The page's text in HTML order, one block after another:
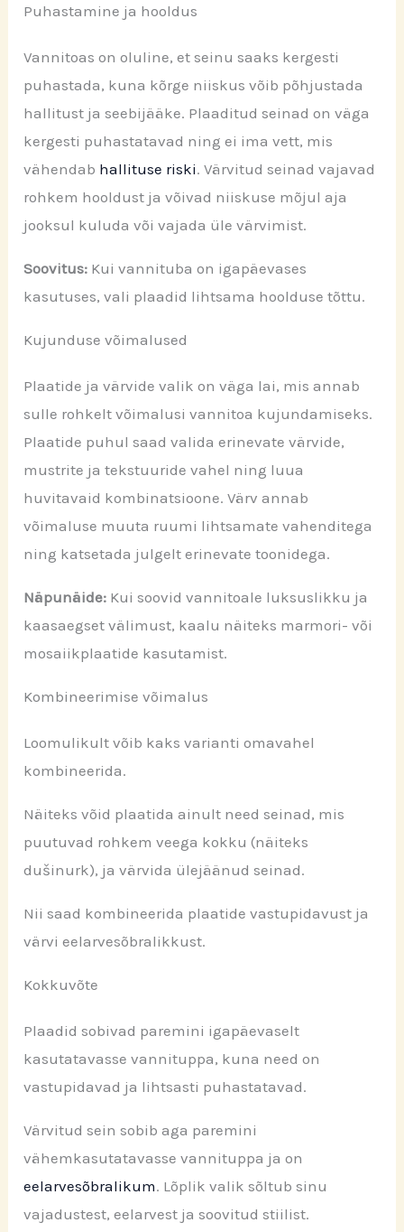
Puhastamine ja hooldus
Vannitoas on oluline, et seinu saaks kergesti
puhastada, kuna kõrge niiskus võib põhjustada
hallitust ja seebijääke. Plaaditud seinad on väga
kergesti puhastatavad ning ei ima vett, mis
vähendab hallituse riski. Värvitud seinad vajavad
rohkem hooldust ja võivad niiskuse mõjul aja
jooksul kuluda või vajada üle värvimist.
Soovitus: Kui vannituba on igapäevases
kasutuses, vali plaadid lihtsama hoolduse tõttu.
Kujunduse võimalused
Plaatide ja värvide valik on väga lai, mis annab
sulle rohkelt võimalusi vannitoa kujundamiseks.
Plaatide puhul saad valida erinevate värvide,
mustrite ja tekstuuride vahel ning luua
huvitavaid kombinatsioone. Värv annab
võimaluse muuta ruumi lihtsamate vahenditega
ning katsetada julgelt erinevate toonidega.
Näpunäide: Kui soovid vannitoale luksuslikku ja
kaasaegset välimust, kaalu näiteks marmori- või
mosaiikplaatide kasutamist.
Kombineerimise võimalus
Loomulikult võib kaks varianti omavahel
kombineerida.
Näiteks võid plaatida ainult need seinad, mis
puutuvad rohkem veega kokku (näiteks
dušinurk), ja värvida ülejäänud seinad.
Nii saad kombineerida plaatide vastupidavust ja
värvi eelarvesõbralikkust.
Kokkuvõte
Plaadid sobivad paremini igapäevaselt
kasutatavasse vannituppa, kuna need on
vastupidavad ja lihtsasti puhastatavad.
Värvitud sein sobib aga paremini
vähemkasutatavasse vannituppa ja on
eelarvesõbralikum. Lõplik valik sõltub sinu
vajadustest, eelarvest ja soovitud stiilist.